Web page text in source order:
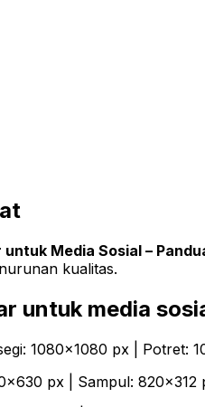
untuk Media Sosial –
kualitas.
untuk media
1080×1080 px | Potret:
px | Sampul: